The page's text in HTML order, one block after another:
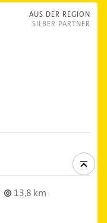
AUS DER REGION
SILBER PARTNER
13,8 km